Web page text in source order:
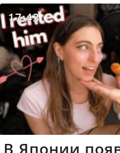
17:43
В Японии